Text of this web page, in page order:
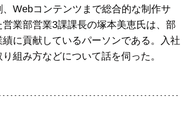
Webコンテンツまで総合的な制作サ
業部営業3課課長の塚本美恵氏は、部
に貢献しているパーソンである。入社
組み方などについて話を伺った。